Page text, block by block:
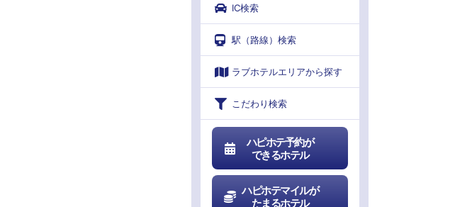
IC検索
駅（路線）検索
ラブホテルエリアから探す
こだわり検索
ハピホテ予約が
できるホテル
ハピホテマイルが
たまるホテル